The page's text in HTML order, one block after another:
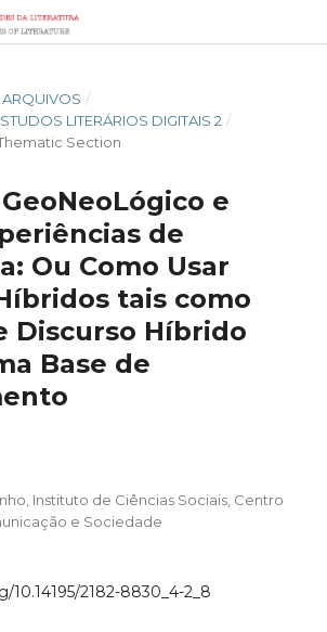
ARQUIVOS /
LITERÁRIOS DIGITAIS 2 /
Section
e
de
Ou Como Usar
tais como
Discurso Híbrido
Base de
Instituto de Ciências Sociais, Centro
e Sociedade
10.14195/2182-8830_4-2_8